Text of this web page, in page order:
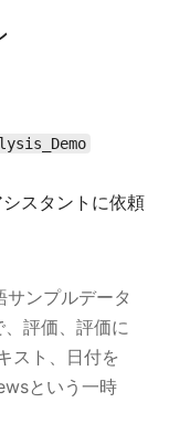
スタントに依頼
ンプルデータ
評価、評価に
スト、日付を
という一時